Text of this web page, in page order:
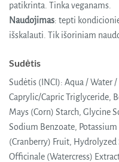
patikrinta. Tinka veganams.
Naudojimas: tepti
išskalauti. Tik išoriniam
Sudėtis
Sudėtis (INCI): Aqua / Water
Caprylic/Capric Triglyceride,
Mays (Corn) Starch, Glycine
Sodium Benzoate,
(Cranberry) Fruit,
Officinale (Watercress)